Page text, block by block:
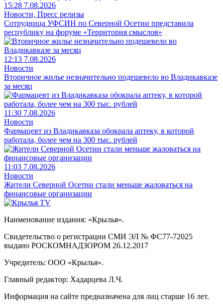
15:28 7.08.2026
Новости, Пресс релизы
Сотрудница УФСИН по Северной Осетии представила
республику на форуме «Территория смыслов»
12:13 7.08.2026
Новости
Вторичное жилье незначительно подешевело во Владикавказе
за месяц
11:30 7.08.2026
Новости
Фармацевт из Владикавказа обокрала аптеку, в которой
работала, более чем на 300 тыс. рублей
11:03 7.08.2026
Новости
Жители Северной Осетии стали меньше жаловаться на
финансовые организации
Наименование издания: «Крылья».
Свидетельство о регистрации СМИ ЭЛ № ФС77-72025
выдано РОСКОМНАДЗОРОМ 26.12.2017
Учредитель: ООО «Крылья».
Главный редактор: Хадарцева Л.Ч.
Информация на сайте предназначена для лиц старше 16 лет.